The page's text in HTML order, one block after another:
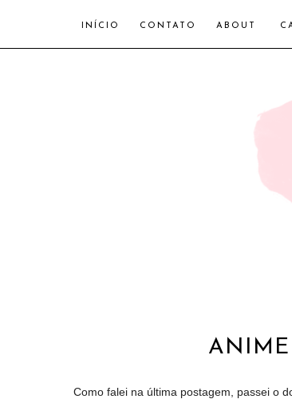
INÍCIO CONTATO ABOUT
ANIME
Como falei na última postagem, passei o